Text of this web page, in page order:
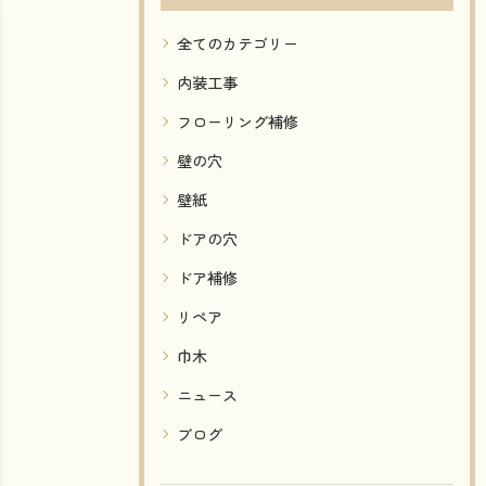
全てのカテゴリー
内装工事
フローリング補修
壁の穴
壁紙
ドアの穴
ドア補修
リペア
巾木
ニュース
ブログ